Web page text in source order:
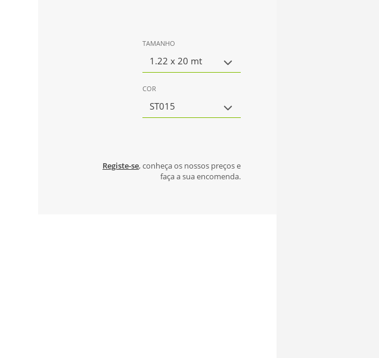
TAMANHO
1.22 x 20 mt
COR
ST015
Registe-se, conheça os nossos preços e
faça a sua encomenda.